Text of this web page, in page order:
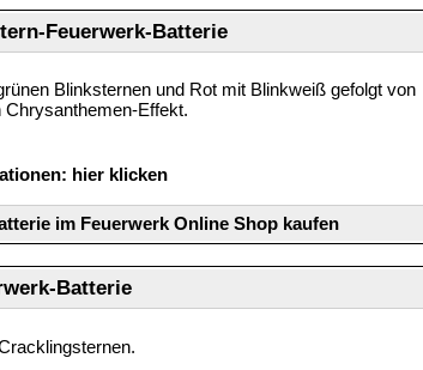
Feuerwerk-Batterie
Blinksternen und Rot mit Blinkweiß gefolgt von
Effekt.
hier klicken
im Feuerwerk Online Shop kaufen
Batterie